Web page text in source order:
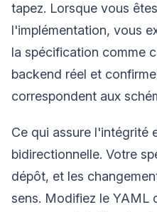
tapez. Lorsque vous
l'implémentation, vous
la spécification comme
backend réel et
correspondent aux
Ce qui assure l'intégrité
bidirectionnelle. Votre
dépôt, et les
sens. Modifiez le YAML